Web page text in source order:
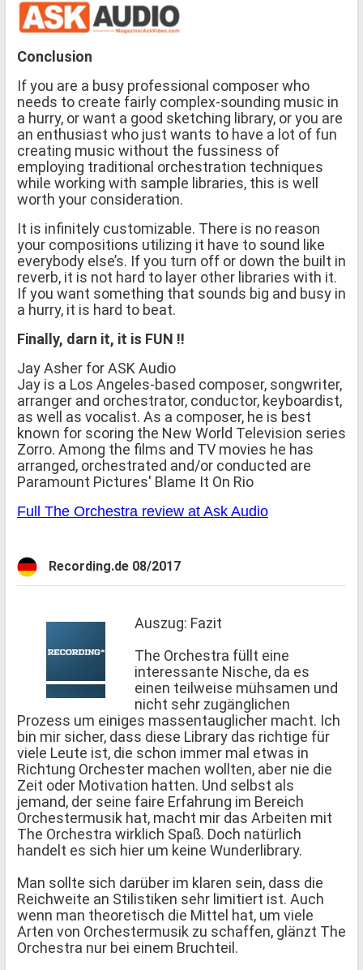
Conclusion
If you are a busy professional composer who
needs to create fairly complex-sounding music in
a hurry, or want a good sketching library, or you are
an enthusiast who just wants to have a lot of fun
creating music without the fussiness of
employing traditional orchestration techniques
while working with sample libraries, this is well
worth your consideration.
It is infinitely customizable. There is no reason
your compositions utilizing it have to sound like
everybody else’s. If you turn off or down the built in
reverb, it is not hard to layer other libraries with it.
If you want something that sounds big and busy in
a hurry, it is hard to beat.
Finally, darn it, it is FUN !!
Jay Asher for ASK Audio
Jay is a Los Angeles-based composer, songwriter,
arranger and orchestrator, conductor, keyboardist,
as well as vocalist. As a composer, he is best
known for scoring the New World Television series
Zorro. Among the films and TV movies he has
arranged, orchestrated and/or conducted are
Paramount Pictures' Blame It On Rio
Full The Orchestra review at Ask Audio
Recording.de 08/2017
Auszug: Fazit
The Orchestra füllt eine
interessante Nische, da es
einen teilweise mühsamen und
nicht sehr zugänglichen
Prozess um einiges massentauglicher macht. Ich
bin mir sicher, dass diese Library das richtige für
viele Leute ist, die schon immer mal etwas in
Richtung Orchester machen wollten, aber nie die
Zeit oder Motivation hatten. Und selbst als
jemand, der seine faire Erfahrung im Bereich
Orchestermusik hat, macht mir das Arbeiten mit
The Orchestra wirklich Spaß. Doch natürlich
handelt es sich hier um keine Wunderlibrary.
Man sollte sich darüber im klaren sein, dass die
Reichweite an Stilistiken sehr limitiert ist. Auch
wenn man theoretisch die Mittel hat, um viele
Arten von Orchestermusik zu schaffen, glänzt The
Orchestra nur bei einem Bruchteil.